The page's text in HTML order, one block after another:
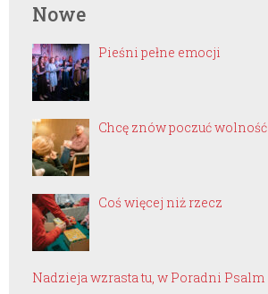
Nowe
Pieśni pełne emocji
Chcę znów poczuć wolność
Coś więcej niż rzecz
Nadzieja wzrasta tu, w Poradni Psalm